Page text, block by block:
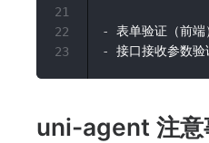
-
-
21
22
23
uni-agent 注意